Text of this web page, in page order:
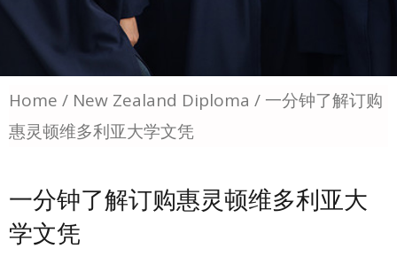
Home / New Zealand Diploma / 一分钟了解订购
惠灵顿维多利亚大学文凭
一分钟了解订购惠灵顿维多利亚大
学文凭